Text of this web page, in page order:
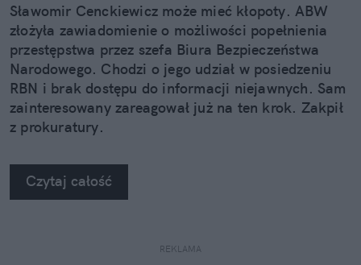
Sławomir Cenckiewicz może mieć kłopoty. ABW
złożyła zawiadomienie o możliwości popełnienia
przestępstwa przez szefa Biura Bezpieczeństwa
Narodowego. Chodzi o jego udział w posiedzeniu
RBN i brak dostępu do informacji niejawnych. Sam
zainteresowany zareagował już na ten krok. Zakpił
z prokuratury.
Czytaj całość
REKLAMA